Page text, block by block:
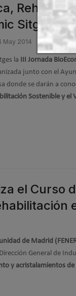
Sitges
May 2014
la III Jornada
junto con el
donde se darán a
Sostenible y el
el Curso
de Madrid
General de
y acristalamientos